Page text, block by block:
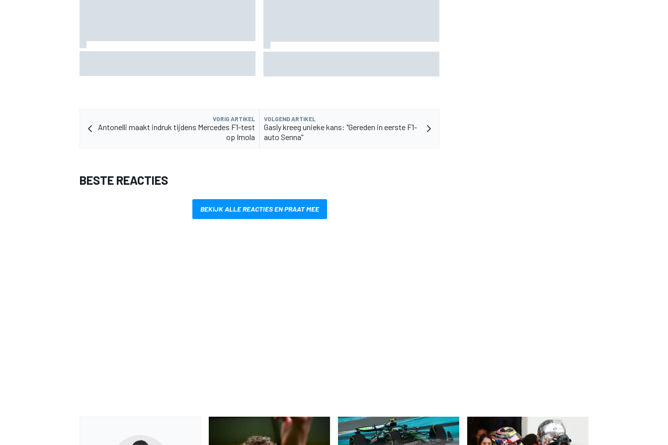
VORIG ARTIKEL
Antonelli maakt indruk tijdens Mercedes F1-test
op Imola
VOLGEND ARTIKEL
Gasly kreeg unieke kans: "Gereden in eerste F1-
auto Senna"
BESTE REACTIES
BEKIJK ALLE REACTIES EN PRAAT MEE